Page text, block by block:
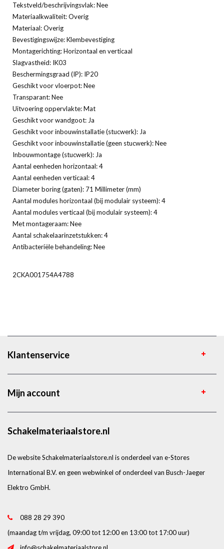
Tekstveld/beschrijvingsvlak: Nee
Materiaalkwaliteit: Overig
Materiaal: Overig
Bevestigingswijze: Klembevestiging
Montagerichting: Horizontaal en verticaal
Slagvastheid: IK03
Beschermingsgraad (IP): IP20
Geschikt voor vloerpot: Nee
Transparant: Nee
Uitvoering oppervlakte: Mat
Geschikt voor wandgoot: Ja
Geschikt voor inbouwinstallatie (stucwerk): Ja
Geschikt voor inbouwinstallatie (geen stucwerk): Nee
Inbouwmontage (stucwerk): Ja
Aantal eenheden horizontaal: 4
Aantal eenheden verticaal: 4
Diameter boring (gaten): 71 Millimeter (mm)
Aantal modules horizontaal (bij modulair systeem): 4
Aantal modules verticaal (bij modulair systeem): 4
Met montageraam: Nee
Aantal schakelaarinzetstukken: 4
Antibacteriële behandeling: Nee
2CKA001754A4788
Klantenservice
Mijn account
Schakelmateriaalstore.nl
De website Schakelmateriaalstore.nl is onderdeel van e-Stores
International B.V. en geen webwinkel of onderdeel van Busch-Jaeger
Elektro GmbH.
088 28 29 390
(maandag t/m vrijdag, 09:00 tot 12:00 en 13:00 tot 17:00 uur)
info@schakelmateriaalstore.nl